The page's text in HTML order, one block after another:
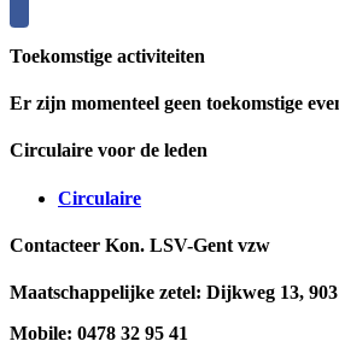
Toekomstige activiteiten
Er zijn momenteel geen toekomstige
Circulaire voor de leden
Circulaire
Contacteer Kon. LSV-Gent vzw
Maatschappelijke zetel: Dijkweg 13,
Mobile: 0478 32 95 41